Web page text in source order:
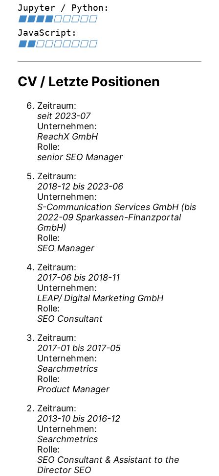
Jupyter / Python
⬛⬛⬛⬛⬜⬜⬜⬜⬜
JavaScript
⬛⬛⬜⬜⬜⬜⬜⬜⬜
CV / Letzte Positionen
Zeitraum
seit 2023-07
Unternehmen
ReachX GmbH
Rolle
senior SEO Manager
Zeitraum
2018-12 bis 2023-06
Unternehmen
S-Communication Services GmbH (bis
2022-09 Sparkassen-Finanzportal
GmbH)
Rolle
SEO Manager
Zeitraum
2017-06 bis 2018-11
Unternehmen
LEAP/ Digital Marketing GmbH
Rolle
SEO Consultant
Zeitraum
2017-01 bis 2017-05
Unternehmen
Searchmetrics
Rolle
Product Manager
Zeitraum
2013-10 bis 2016-12
Unternehmen
Searchmetrics
Rolle
SEO Consultant & Assistant to the
Director SEO